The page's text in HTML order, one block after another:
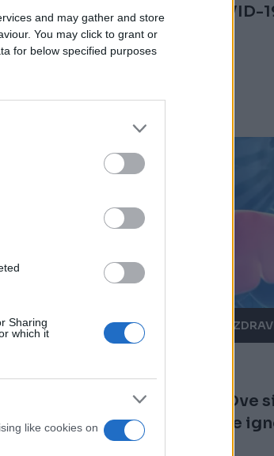
and may gather and store
You may click to grant or
for below specified purposes
Sharing
which it
like cookies on
varijante COVID-
Saznaj više
22
PORODICA I
Masna jetra:
noći nikako ne